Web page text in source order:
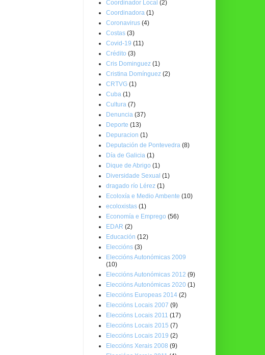
Coordinador Local (2)
Coordinadora (1)
Coronavirus (4)
Costas (3)
Covid-19 (11)
Crédito (3)
Cris Dominguez (1)
Cristina Domínguez (2)
CRTVG (1)
Cuba (1)
Cultura (7)
Denuncia (37)
Deporte (13)
Depuracion (1)
Deputación de Pontevedra (8)
Día de Galicia (1)
Dique de Abrigo (1)
Diversidade Sexual (1)
dragado río Lérez (1)
Ecoloxía e Medio Ambente (10)
ecoloxistas (1)
Economía e Emprego (56)
EDAR (2)
Educación (12)
Eleccións (3)
Eleccións Autonómicas 2009
(10)
Eleccións Autonómicas 2012 (9)
Eleccións Autonómicas 2020 (1)
Eleccións Europeas 2014 (2)
Eleccións Locais 2007 (9)
Eleccións Locais 2011 (17)
Eleccións Locais 2015 (7)
Eleccións Locais 2019 (2)
Eleccións Xerais 2008 (9)